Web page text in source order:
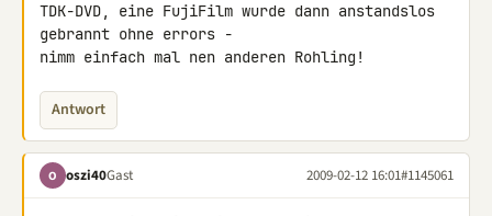
TDK-DVD, eine FujiFilm wurde dann anstandslos
gebrannt ohne errors -
nimm einfach mal nen anderen Rohling!
Antwort
O oszi40Gast 2009-02-12 16:01#1145061